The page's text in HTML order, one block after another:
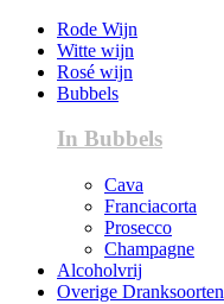
Rode Wijn
Witte wijn
Rosé wijn
Bubbels
In Bubbels
Cava
Franciacorta
Prosecco
Champagne
Alcoholvrij
Overige Dranksoorten